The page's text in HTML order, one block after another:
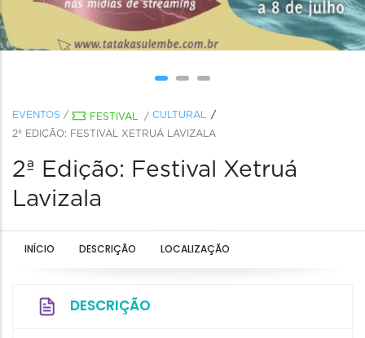
EVENTOS / FESTIVAL / CULTURAL
2ª EDIÇÃO: FESTIVAL XETRUÁ LAVIZALA
2ª Edição: Festival Xetruá
Lavizala
INÍCIO DESCRIÇÃO LOCALIZAÇÃO
DESCRIÇÃO